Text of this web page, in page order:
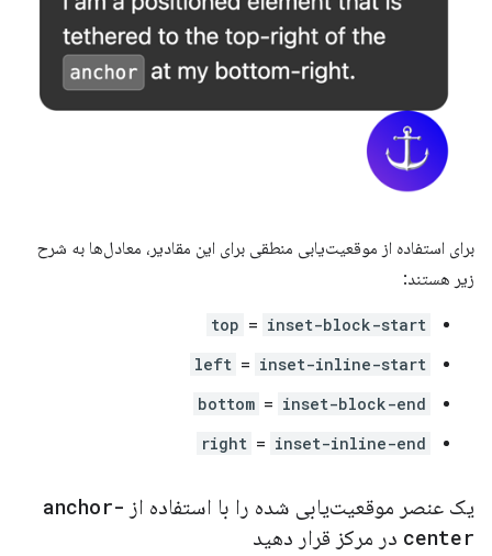
برای استفاده از موقعیت‌یابی منطقی برای این مقادیر، معادل‌ها به شرح
زیر هستند:
top = inset-block-start
left = inset-inline-start
bottom = inset-block-end
right = inset-inline-end
یک عنصر موقعیت‌یابی شده را با استفاده از anchor-
center در مرکز قرار دهید